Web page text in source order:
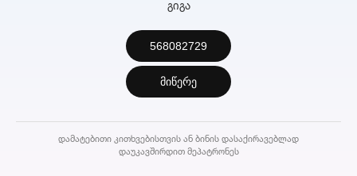
გიგა
568082729
მიწერე
დამატებითი კითხვებისთვის ან ბინის დასაქირავებლად
დაუკავშირდით მეპატრონეს